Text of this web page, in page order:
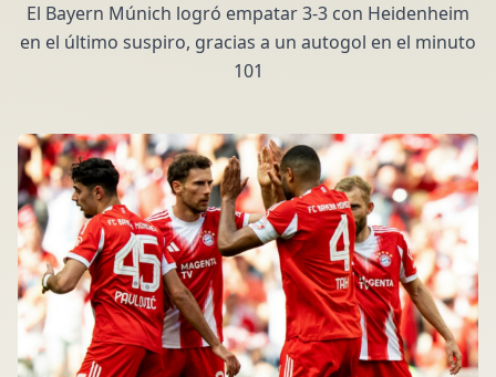
El Bayern Múnich logró empatar 3-3 con Heidenheim
en el último suspiro, gracias a un autogol en el minuto
101